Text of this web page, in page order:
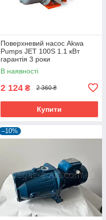
Поверхневий насос Akwa
Pumps JET 100S 1.1 кВт
гарантія 3 роки
В наявності
2 124 ₴ 2 360 ₴
Купити
–10%